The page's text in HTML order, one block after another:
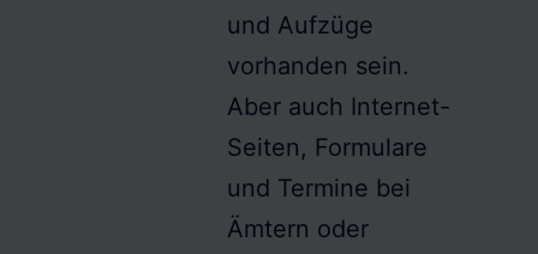
und Aufzüge
vorhanden sein.
Aber auch Internet-
Seiten, Formulare
und Termine bei
Ämtern oder